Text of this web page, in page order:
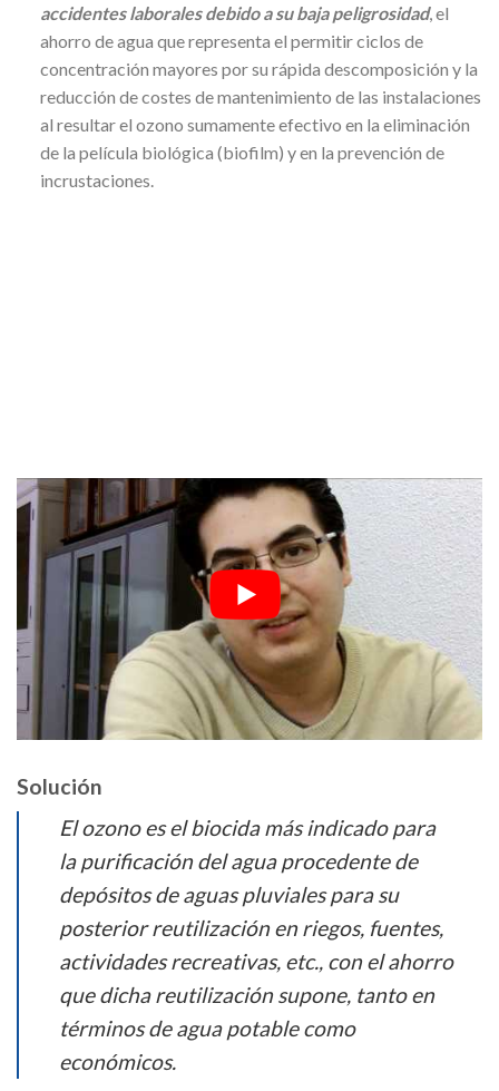
accidentes laborales debido a su baja peligrosidad, el
ahorro de agua que representa el permitir ciclos de
concentración mayores por su rápida descomposición y la
reducción de costes de mantenimiento de las instalaciones
al resultar el ozono sumamente efectivo en la eliminación
de la película biológica (biofilm) y en la prevención de
incrustaciones.
Solución
El ozono es el biocida más indicado para
la purificación del agua procedente de
depósitos de aguas pluviales para su
posterior reutilización en riegos, fuentes,
actividades recreativas, etc., con el ahorro
que dicha reutilización supone, tanto en
términos de agua potable como
económicos.